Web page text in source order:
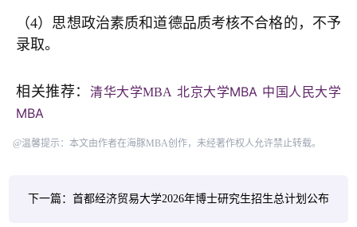
（4）思想政治素质和道德品质考核不合格的，不予
录取。
相关推荐： 清华大学MBA 北京大学MBA 中国人民大学
MBA
@温馨提示：本文由作者在海豚MBA创作，未经著作权人允许禁止转载。
下一篇：首都经济贸易大学2026年博士研究生招生总计划公布